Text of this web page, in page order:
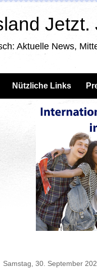
Aktuelle News,
Nützliche Links
Samstag, 30. September